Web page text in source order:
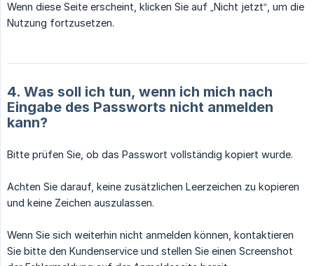
Wenn diese Seite erscheint, klicken Sie auf „Nicht jetzt“, um die
Nutzung fortzusetzen.
4. Was soll ich tun, wenn ich mich nach
Eingabe des Passworts nicht anmelden
kann?
Bitte prüfen Sie, ob das Passwort vollständig kopiert wurde.
Achten Sie darauf, keine zusätzlichen Leerzeichen zu kopieren
und keine Zeichen auszulassen.
Wenn Sie sich weiterhin nicht anmelden können, kontaktieren
Sie bitte den Kundenservice und stellen Sie einen Screenshot